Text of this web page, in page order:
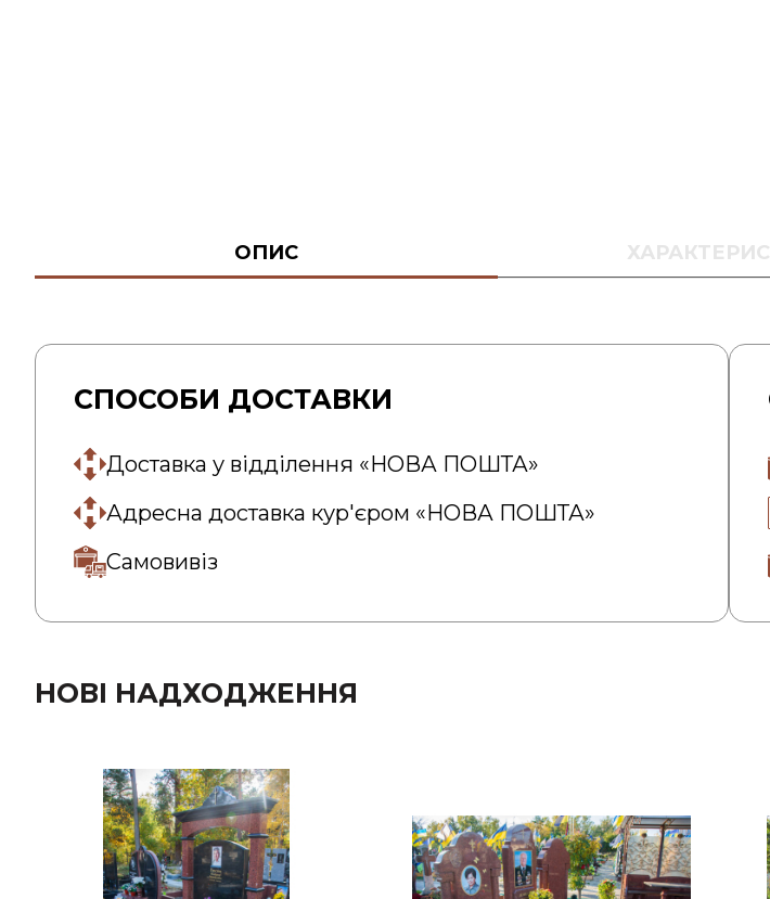
ОПИС
СПОСОБИ ДОСТАВКИ
Доставка у відділення «НОВА ПОШТА»
Адресна доставка кур'єром «НОВА ПОШТА»
Самовивіз
НОВІ НАДХОДЖЕННЯ